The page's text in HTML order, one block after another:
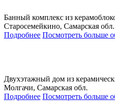
Банный комплекс из
Старосемейкино, Самарская обл.
Подробнее Посмотреть больше
Двухэтажный дом из
Молгачи, Самарская обл.
Подробнее Посмотреть больше